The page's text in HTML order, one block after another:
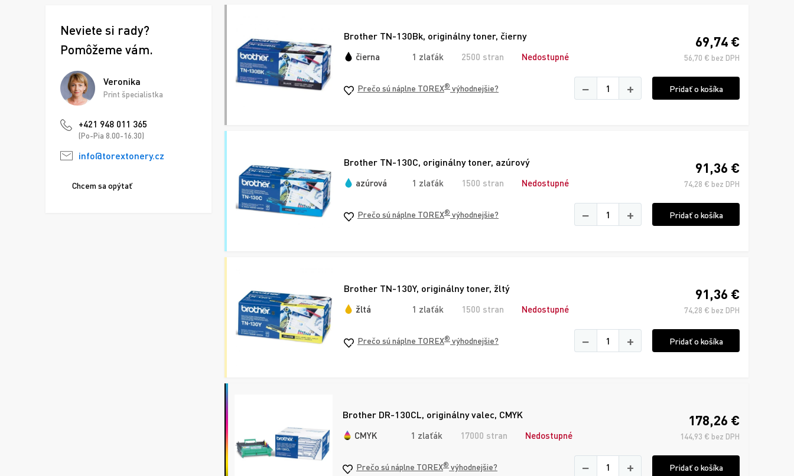
Neviete si rady?
Pomôžeme vám.
Veronika
Print špecialistka
+421 948 011 365
(Po-Pia 8.00-16.30)
info@torextonery.cz
Chcem sa opýtať
Brother TN-130Bk, originálny toner, čierny
čierna 1 zlaťák 2500 stran Nedostupné
69,74 €
56,70 € bez DPH
Prečo sú náplne TOREX® výhodnejšie? − + Pridať o košíka
Brother TN-130C, originálny toner, azúrový
azúrová 1 zlaťák 1500 stran Nedostupné
91,36 €
74,28 € bez DPH
Prečo sú náplne TOREX® výhodnejšie? − + Pridať o košíka
Brother TN-130Y, originálny toner, žltý
žltá 1 zlaťák 1500 stran Nedostupné
91,36 €
74,28 € bez DPH
Prečo sú náplne TOREX® výhodnejšie? − + Pridať o košíka
Brother DR-130CL, originálny valec, CMYK
CMYK 1 zlaťák 17000 stran Nedostupné
178,26 €
144,93 € bez DPH
Prečo sú náplne TOREX® výhodnejšie? − + Pridať o košíka